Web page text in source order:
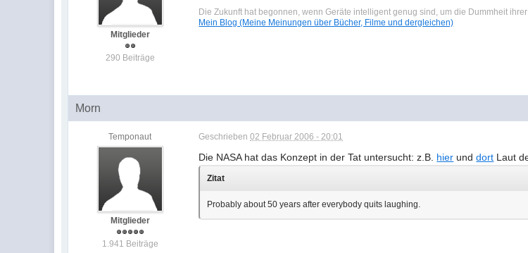
Mitglieder
290 Beiträge
Die Zukunft hat begonnen, wenn Geräte intelligent genug sind, um die Dummheit
Mein Blog (Meine Meinungen über Bücher, Filme und dergleichen)
Morn
Temponaut
Mitglieder
1.941 Beiträge
Geschrieben02 Februar 2006 - 20:01
Die NASA hat das Konzept in der Tat untersucht: z.B. hier unddort Laut
Zitat
Probably about 50 years after everybody quits laughing.